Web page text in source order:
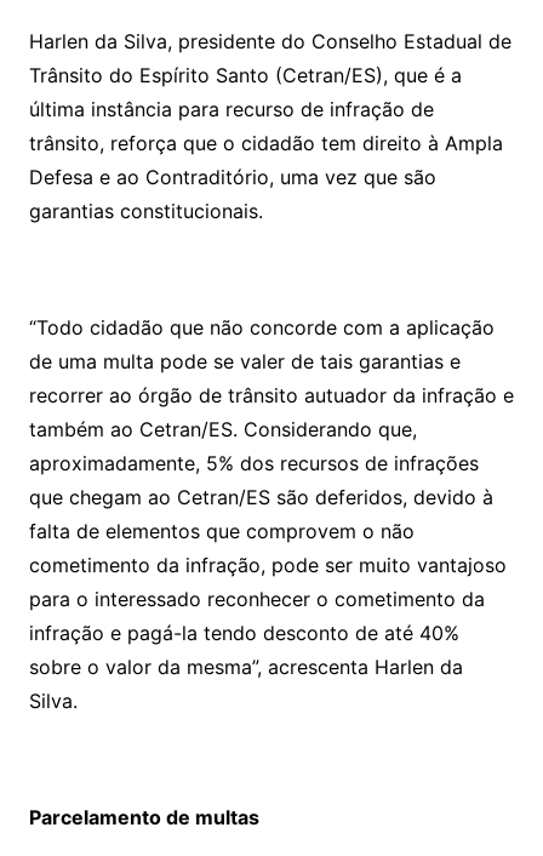
Harlen da Silva, presidente do Conselho Estadual de
Trânsito do Espírito Santo (Cetran/ES), que é a
última instância para recurso de infração de
trânsito, reforça que o cidadão tem direito à Ampla
Defesa e ao Contraditório, uma vez que são
garantias constitucionais.
“Todo cidadão que não concorde com a aplicação
de uma multa pode se valer de tais garantias e
recorrer ao órgão de trânsito autuador da infração e
também ao Cetran/ES. Considerando que,
aproximadamente, 5% dos recursos de infrações
que chegam ao Cetran/ES são deferidos, devido à
falta de elementos que comprovem o não
cometimento da infração, pode ser muito vantajoso
para o interessado reconhecer o cometimento da
infração e pagá-la tendo desconto de até 40%
sobre o valor da mesma”, acrescenta Harlen da
Silva.
Parcelamento de multas